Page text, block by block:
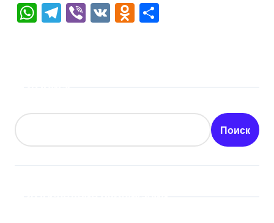
WhatsApp
Telegram
Viber
VK Odnoklassniki
Поиск